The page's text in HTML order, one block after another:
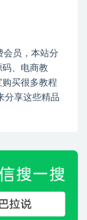
会员，本站分
、电商教
买很多教程
分享这些精品